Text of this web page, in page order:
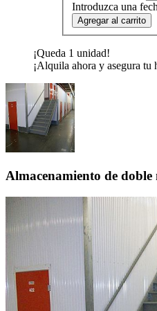
Introduzca una
Agregar al carrito
¡Queda 1 unidad!
¡Alquila ahora y asegura tu
Almacenamiento de doble